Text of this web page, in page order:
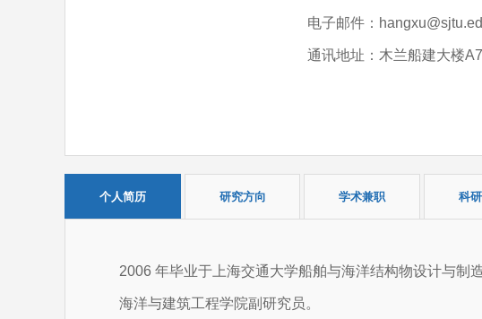
电子邮件：
通讯地址：木兰船建大楼
个人简历 研究方向 学术兼职 科
2006 年毕业于上海交通大学船舶与海洋结构物设计与制
海洋与建筑工程学院副研究员。